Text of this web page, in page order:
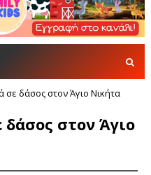
δάσος στον Άγιο Νικήτα
στον Άγιο